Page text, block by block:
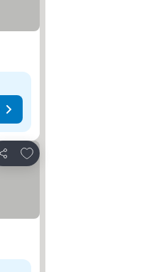
Κοινοποίηση
Προσθήκη στα αγαπημένα